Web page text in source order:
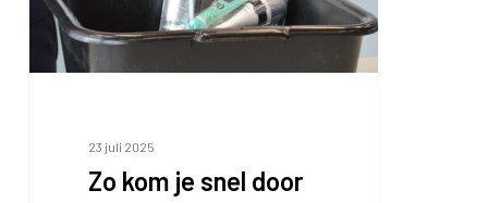
de
security:
23 juli 2025
Zo kom je snel door